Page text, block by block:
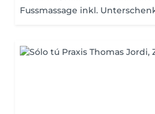
Fussmassage inkl.